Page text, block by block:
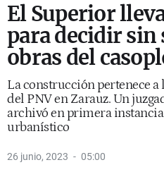
El Superior
para decidir sin
obras del
La construcción pertenece
del PNV en Zarauz. Un
archivó en primera instancia
urbanístico
26 junio, 2023 05:00